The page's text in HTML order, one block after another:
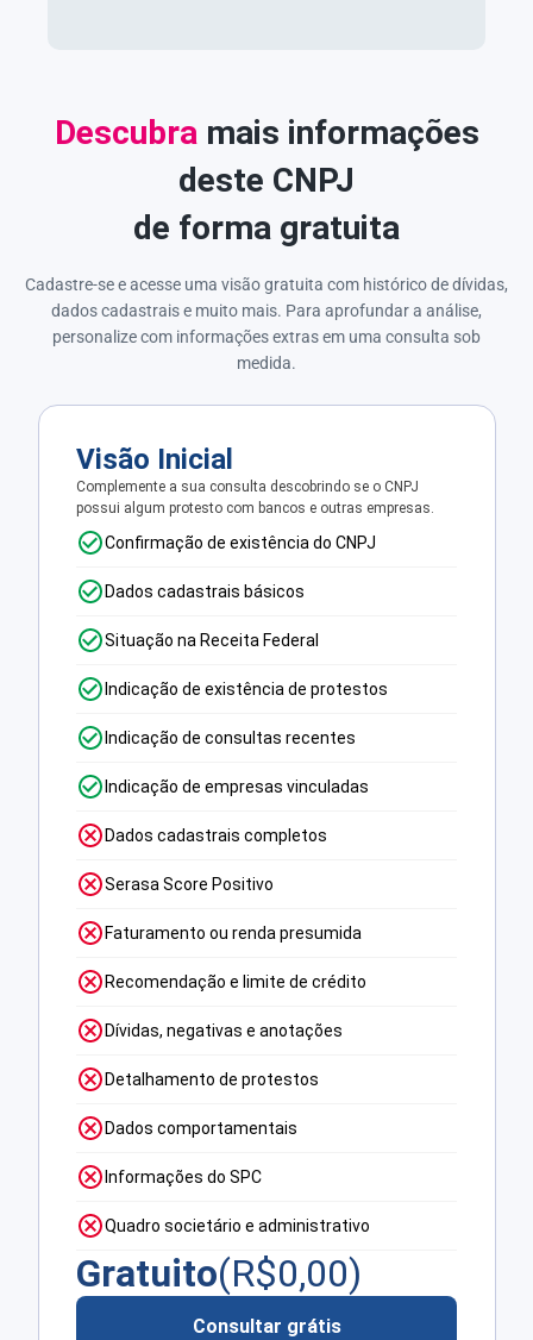
Descubra mais informações
deste CNPJ
de forma gratuita
Cadastre-se e acesse uma visão gratuita com histórico de dívidas,
dados cadastrais e muito mais. Para aprofundar a análise,
personalize com informações extras em uma consulta sob
medida.
Visão Inicial
Complemente a sua consulta descobrindo se o CNPJ
possui algum protesto com bancos e outras empresas.
Confirmação de existência do CNPJ
Dados cadastrais básicos
Situação na Receita Federal
Indicação de existência de protestos
Indicação de consultas recentes
Indicação de empresas vinculadas
Dados cadastrais completos
Serasa Score Positivo
Faturamento ou renda presumida
Recomendação e limite de crédito
Dívidas, negativas e anotações
Detalhamento de protestos
Dados comportamentais
Informações do SPC
Quadro societário e administrativo
Gratuito(R$0,00)
Consultar grátis